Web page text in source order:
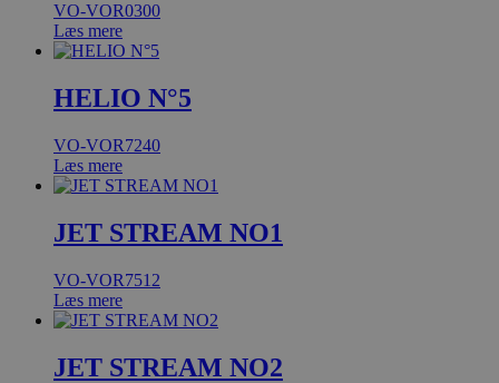
VO-VOR0300
Læs mere
HELIO N°5
VO-VOR7240
Læs mere
JET STREAM NO1
VO-VOR7512
Læs mere
JET STREAM NO2